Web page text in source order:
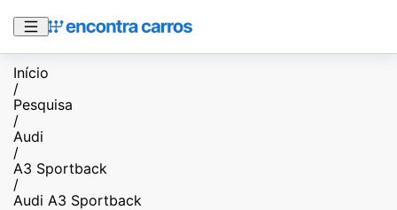
Início
/
Pesquisa
/
Audi
/
A3 Sportback
/
Audi A3 Sportback